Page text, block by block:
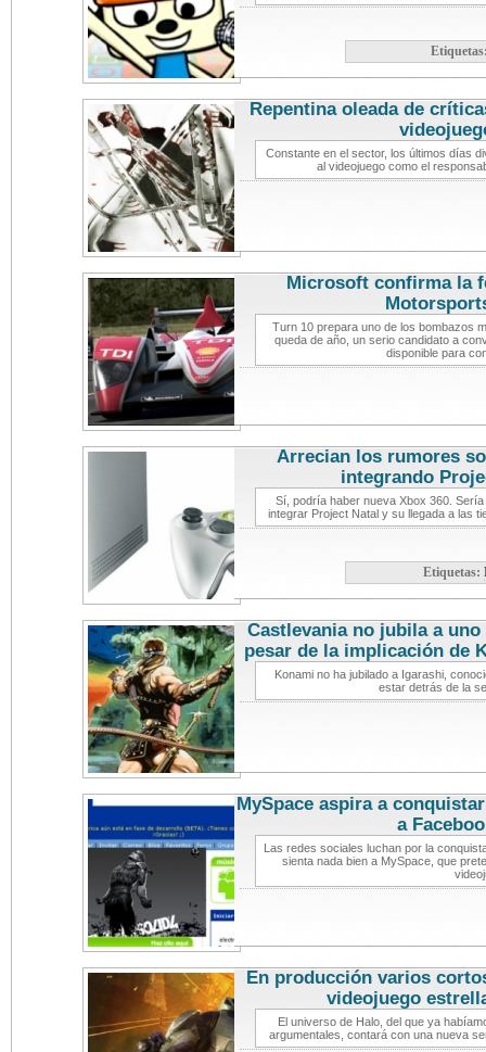
Repentina oleada de
Constante en el sector, los últimos días
al videojuego como el
Microsoft confirma la
Turn 10 prepara uno de los bombazos
queda de año, un serio candidato a
disponible para
Arrecian los rumores
integrando
Sí, podría haber nueva Xbox 360.
integrar Project Natal y su llegada a las
Etiquetas:
Castlevania no jubila a
pesar de la implicación de
Konami no ha jubilado a Igarashi,
estar detrás de la
MySpace aspira a
a
Las redes sociales luchan por la
sienta nada bien a MySpace, que
En producción varios
videojuego
El universo de Halo, del que ya
argumentales, contará con una nueva